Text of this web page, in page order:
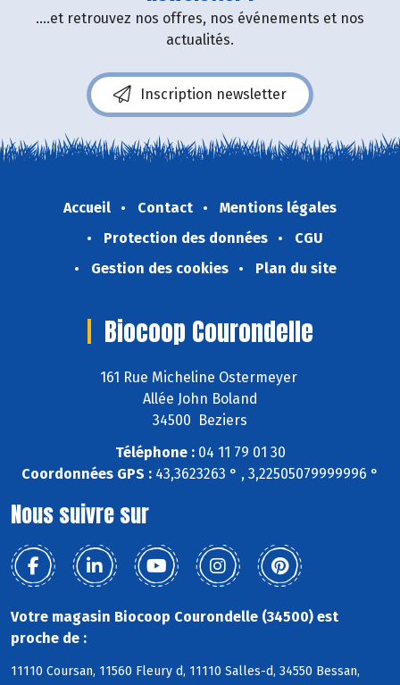
....et retrouvez nos offres, nos événements et nos
actualités.
Inscription newsletter
Accueil Contact
Mentions légales
Protection des données
CGU
Gestion des cookies
Plan du site
Biocoop Courondelle
161 Rue Micheline Ostermeyer
Allée John Boland
34500 Beziers
Téléphone :04 11 79 01 30
Coordonnées GPS : 43,3623263 ° , 3,22505079999996 °
Nous suivre sur
Votre magasin Biocoop Courondelle (34500) est
proche de :
11110 Coursan, 11560 Fleury d, 11110 Salles-d, 34550 Bessan,